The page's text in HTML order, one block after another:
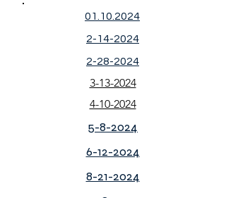
01.10.2024
2-14-2024
2-28-2024
3-13-2024
4-10-2024
5-8-2024
6-12-2024
8-21-2024